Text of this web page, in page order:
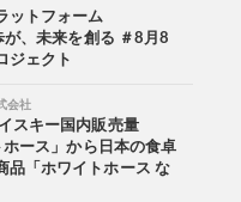
ットフォーム
が、未来を創る ＃8月8
ジェクト
会社
スキー国内販売量
ース」から日本の食卓
品「ホワイトホース な